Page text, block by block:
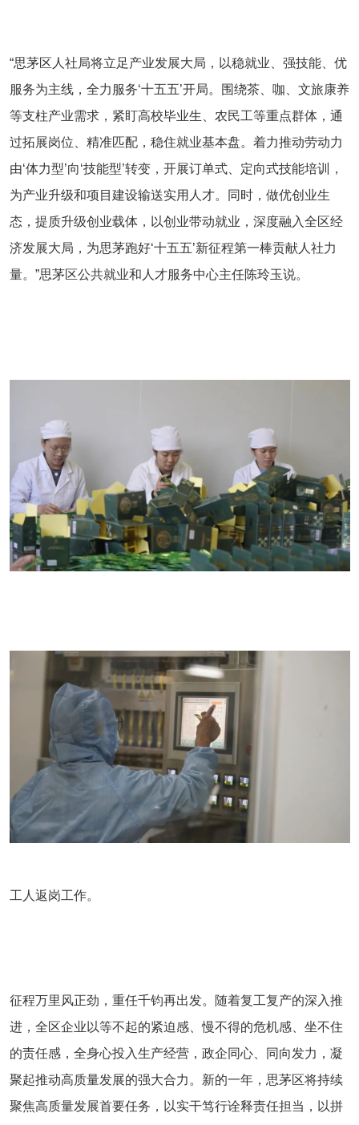
“思茅区人社局将立足产业发展大局，以稳就业、强技能、优
服务为主线，全力服务‘十五五’开局。围绕茶、咖、文旅康养
等支柱产业需求，紧盯高校毕业生、农民工等重点群体，通
过拓展岗位、精准匹配，稳住就业基本盘。着力推动劳动力
由‘体力型’向‘技能型’转变，开展订单式、定向式技能培训，
为产业升级和项目建设输送实用人才。同时，做优创业生
态，提质升级创业载体，以创业带动就业，深度融入全区经
济发展大局，为思茅跑好‘十五五’新征程第一棒贡献人社力
量。”思茅区公共就业和人才服务中心主任陈玲玉说。
工人返岗工作。
征程万里风正劲，重任千钧再出发。随着复工复产的深入推
进，全区企业以等不起的紧迫感、慢不得的危机感、坐不住
的责任感，全身心投入生产经营，政企同心、同向发力，凝
聚起推动高质量发展的强大合力。新的一年，思茅区将持续
聚焦高质量发展首要任务，以实干笃行诠释责任担当，以拼